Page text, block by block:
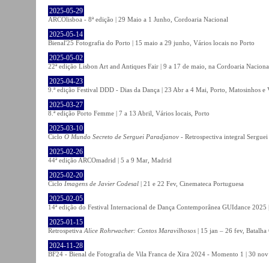
2025-05-29
ARCOlisboa - 8ª edição | 29 Maio a 1 Junho, Cordoaria Nacional
2025-05-14
Bienal'25 Fotografia do Porto | 15 maio a 29 junho, Vários locais no Porto
2025-05-02
22ª edição Lisbon Art and Antiques Fair | 9 a 17 de maio, na Cordoaria
2025-04-23
9.ª edição Festival DDD - Dias da Dança | 23 Abr a 4 Mai, Porto, Matosinhos e
2025-03-27
8.ª edição Porto Femme | 7 a 13 Abril, Vários locais, Porto
2025-03-10
Ciclo O Mundo Secreto de Serguei Paradjanov - Retrospectiva integral
2025-02-26
44ª edição ARCOmadrid | 5 a 9 Mar, Madrid
2025-02-20
Ciclo Imagens de Javier Codesal | 21 e 22 Fev, Cinemateca Portuguesa
2025-02-05
14ª edição do Festival Internacional de Dança Contemporânea GUIdance 2025
2025-01-15
Retrospetiva Alice Rohrwacher: Contos Maravilhosos | 15 jan – 26 fev, Batalha
2024-11-28
BF24 - Bienal de Fotografia de Vila Franca de Xira 2024 - Momento 1 | 30